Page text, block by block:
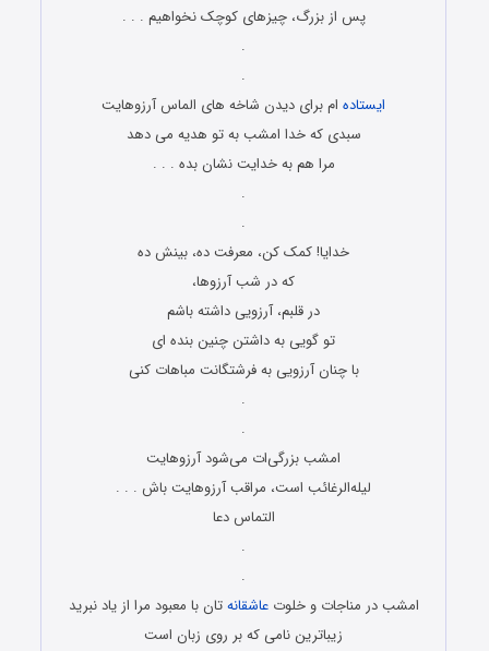
پس از بزرگ، چیزهای کوچک نخواهیم . . .
.
.
ایستاده ام برای دیدن شاخه های الماس آرزوهایت
سبدی که خدا امشب به تو هدیه می دهد
مرا هم به خدایت نشان بده . . .
.
.
خدایا! کمک کن، معرفت ده، بینش ده
که در شب آرزوها،
در قلبم، آرزویی داشته باشم
تو گویی به داشتن چنین بنده ای
با چنان آرزویی به فرشتگانت مباهات کنی
.
.
امشب بزرگی‌ات می‌شود آرزوهایت
لیله‌الرغائب است، مراقب آرزوهایت باش . . .
التماس دعا
.
.
امشب در مناجات و خلوتعاشقانهتان با معبود مرا از یاد نبرید
زیباترین نامی که بر روی زبان است